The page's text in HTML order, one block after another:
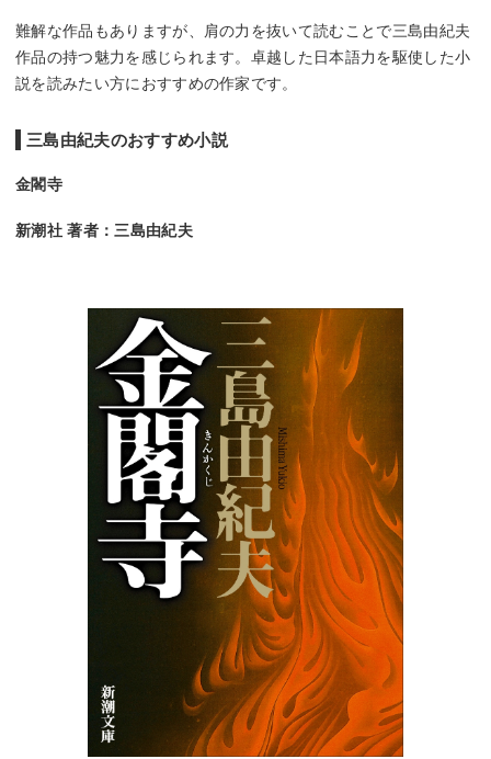
難解な作品もありますが、肩の力を抜いて読むことで三島由紀夫
作品の持つ魅力を感じられます。卓越した日本語力を駆使した小
説を読みたい方におすすめの作家です。
三島由紀夫のおすすめ小説
金閣寺
新潮社 著者：三島由紀夫